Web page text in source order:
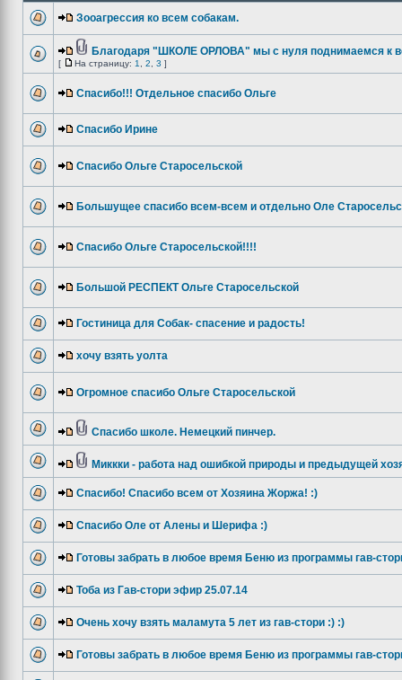
Зооагрессия ко всем собакам.
Благодаря "ШКОЛЕ ОРЛОВА" мы с нуля поднимаемся к
[ На страницу: 1 2 3 ]
Спасибо!!! Отдельное спасибо Ольге
Спасибо Ирине
Спасибо Ольге Старосельской
Большущее спасибо всем-всем и отдельно Оле
Спасибо Ольге Старосельской!!!!
Большой РЕСПЕКТ Ольге Старосельской
Гостиница для Собак- спасение и радость!
хочу взять уолта
Огромное спасибо Ольге Старосельской
Спасибо школе. Немецкий пинчер.
Миккки - работа над ошибкой природы и предыдущей
Спасибо! Спасибо всем от Хозяина Жоржа! :)
Спасибо Оле от Алены и Шерифа :)
Готовы забрать в любое время Беню из программы гав-
Тоба из Гав-стори эфир 25.07.14
Очень хочу взять маламута 5 лет из гав-стори :) :)
Готовы забрать в любое время Беню из программы гав-